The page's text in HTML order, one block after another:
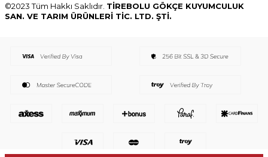
©2023 Tüm Hakkı Saklıdır. TİREBOLU GÖKÇE KUYUMCULUK
SAN. VE TARIM ÜRÜNLERİ TİC. LTD. ŞTİ.